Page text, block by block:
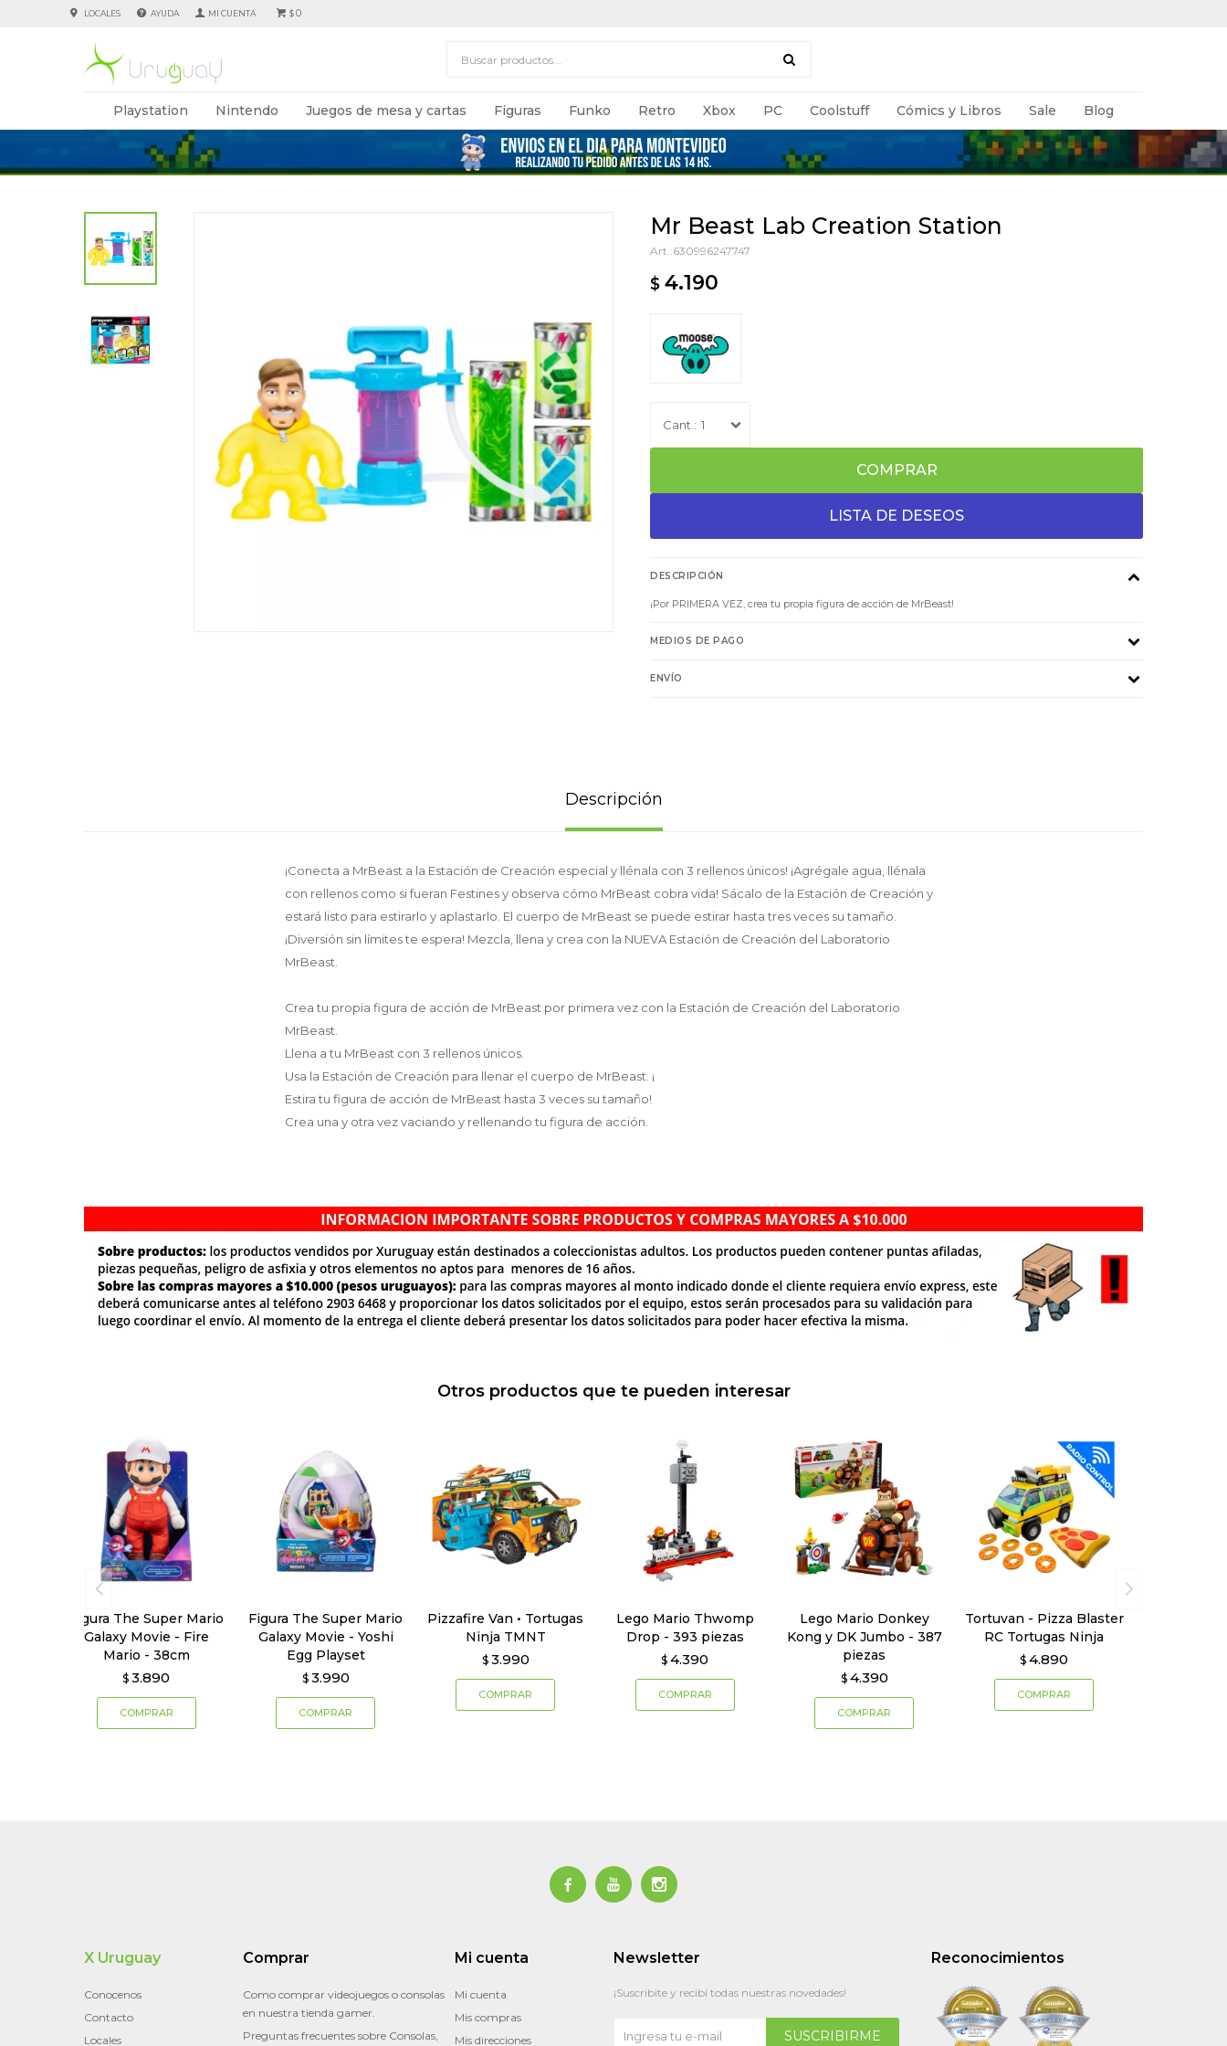
Playstation Nintendo Juegos de mesa y cartas Figuras Funko Retro Xbox PC Coolstuff Cómics y Libros Sale Blog
$0
LOCALES AYUDA
Mr Beast Lab Creation Station
630996247747
$ 4.190
1
COMPRAR
DESCRIPCIÓN
¡Por PRIMERA VEZ, crea tu propia figura de acción de MrBeast!
MEDIOS DE PAGO
ENVÍO
Descripción
¡Conecta a MrBeast a la Estación de Creación especial y llénala con 3 rellenos únicos! ¡Agrégale agua, llénala
con rellenos como si fueran Festines y observa cómo MrBeast cobra vida! Sácalo de la Estación de Creación y
estará listo para estirarlo y aplastarlo. El cuerpo de MrBeast se puede estirar hasta tres veces su tamaño.
¡Diversión sin límites te espera! Mezcla, llena y crea con la NUEVA Estación de Creación del Laboratorio
MrBeast.
Crea tu propia figura de acción de MrBeast por primera vez con la Estación de Creación del Laboratorio
MrBeast.
Llena a tu MrBeast con 3 rellenos únicos.
Usa la Estación de Creación para llenar el cuerpo de MrBeast. ¡
Estira tu figura de acción de MrBeast hasta 3 veces su tamaño!
Crea una y otra vez vaciando y rellenando tu figura de acción.
Otros productos que te pueden interesar
Figura The Super Mario
Galaxy Movie - Fire
Mario - 38cm
$ 3.890
Figura The Super Mario
Galaxy Movie - Yoshi
Egg Playset
$ 3.990
Pizzafire Van • Tortugas
Ninja TMNT
$ 3.990
Lego Mario Thwomp
Drop - 393 piezas
$ 4.390
Lego Mario Donkey
Kong y DK Jumbo - 387
piezas
$ 4.390
Tortuvan - Pizza Blaster
RC Tortugas Ninja
$ 4.890
  
Reconocimientos
X Uruguay
Conocenos
Contacto
Locales
Comprar
Como comprar videojuegos o consolas
en nuestra tienda gamer.
Preguntas frecuentes sobre Consolas,
Mi cuenta
Mi cuenta
Mis compras
Mis direcciones
Newsletter
¡Suscribite y recibí todas nuestras novedades!
SUSCRIBIRME